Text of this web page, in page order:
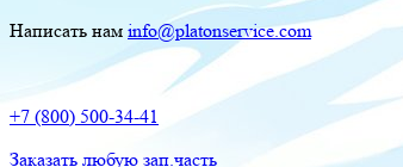
Написать нам info@platonservice.com
+7 (800) 500-34-41
Заказать любую зап.часть